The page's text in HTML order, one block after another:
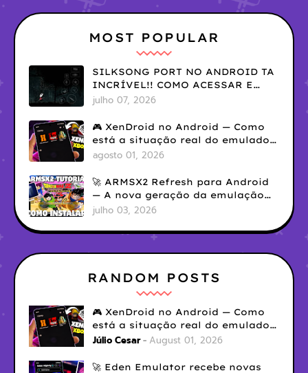
MOST POPULAR
SILKSONG PORT NO ANDROID TA
INCRÍVEL!! COMO ACESSAR E
INSTALAR GRÁTIS!
julho 07, 2026
🎮 XenDroid no Android — Como
está a situação real do emulador
de Xbox 360?
agosto 01, 2026
🚀 ARMSX2 Refresh para Android
— A nova geração da emulação
de PS2
julho 03, 2026
RANDOM POSTS
🎮 XenDroid no Android — Como
está a situação real do emulador
de Xbox 360?
Júlio Cesar August 01, 2026
🚀 Eden Emulator recebe novas